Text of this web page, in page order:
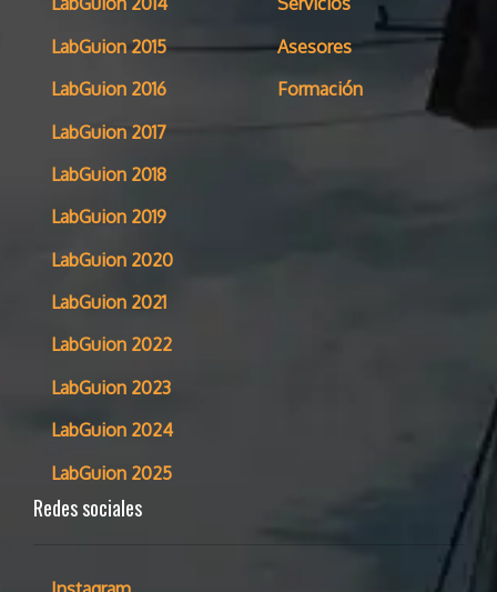
LabGuion 2015
LabGuion 2016
LabGuion 2017
LabGuion 2018
LabGuion 2019
LabGuion 2020
LabGuion 2021
LabGuion 2022
LabGuion 2023
LabGuion 2024
LabGuion 2025
Asesores
Formación
Redes sociales